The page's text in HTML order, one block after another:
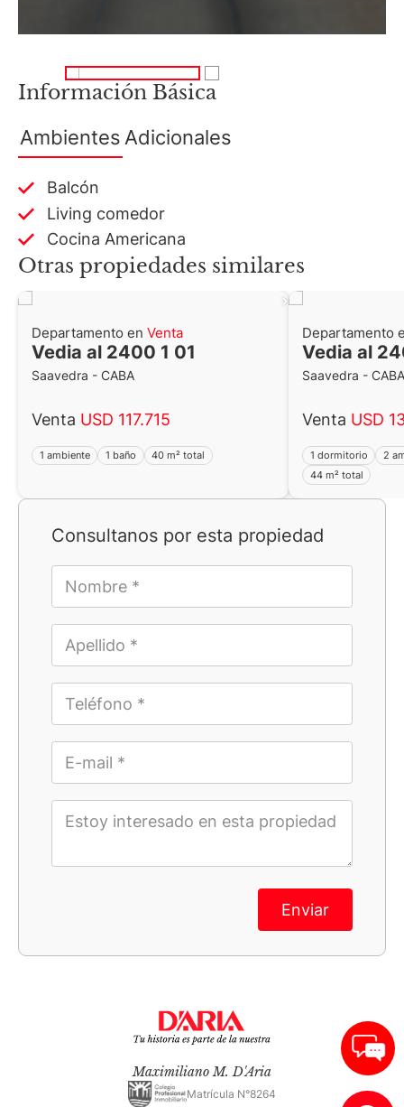
Consultanos por esta propiedad
Enviar
Información Básica
Ambientes Adicionales
Balcón
Living comedor
Cocina Americana
Otras propiedades similares
Departamento en Venta
Vedia al 2400 1 01
Saavedra - CABA
Venta USD 117.715
1 ambiente 1 baño 40 m² total
Departamento
Vedia al
Saavedra - CABA
Venta USD
1 dormitorio
2
44 m² total
Maximiliano M. D'Aria
Matrícula N°8264